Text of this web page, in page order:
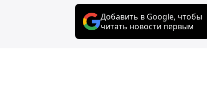
Добавить в Google, чтобы
читать новости первым